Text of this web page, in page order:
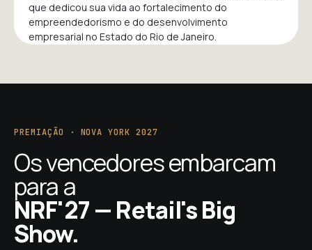
que dedicou sua vida ao fortalecimento do
empreendedorismo e do desenvolvimento
empresarial no Estado do Rio de Janeiro.
PREMIAÇÃO · NOVA YORK 2027
Os vencedores embarcam
para a
NRF'27 — Retail's Big
Show.